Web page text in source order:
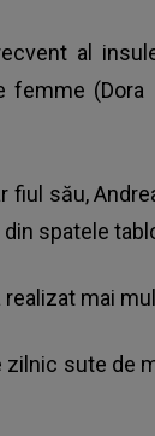
al
femme
fiul său,
spatele
mai
zilnic sute de